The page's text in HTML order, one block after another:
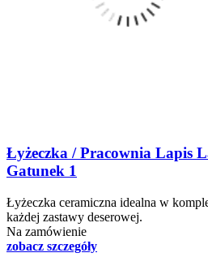
Łyżeczka / Pracownia Lapis
Gatunek 1
Łyżeczka ceramiczna idealna w
każdej zastawy deserowej.
Na zamówienie
zobacz szczegóły